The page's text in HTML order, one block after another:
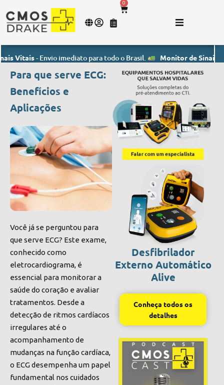
0
- Envio imediato para todo o Brasil. Monitor de Sinais Vitais
Para que serve ECG:
Benefícios e
Aplicações
Você já se perguntou para
que serve ECG? Este exame,
conhecido como
eletrocardiograma, é
essencial para monitorar a
saúde do coração e avaliar
tratamentos. Desde a
detecção de ritmos cardíacos
irregulares até o
acompanhamento de
mudanças na função cardíaca,
o ECG desempenha um papel
fundamental nos cuidados
Desfibrilador
Externo Automático
Alive
Conheça todos os
detalhes